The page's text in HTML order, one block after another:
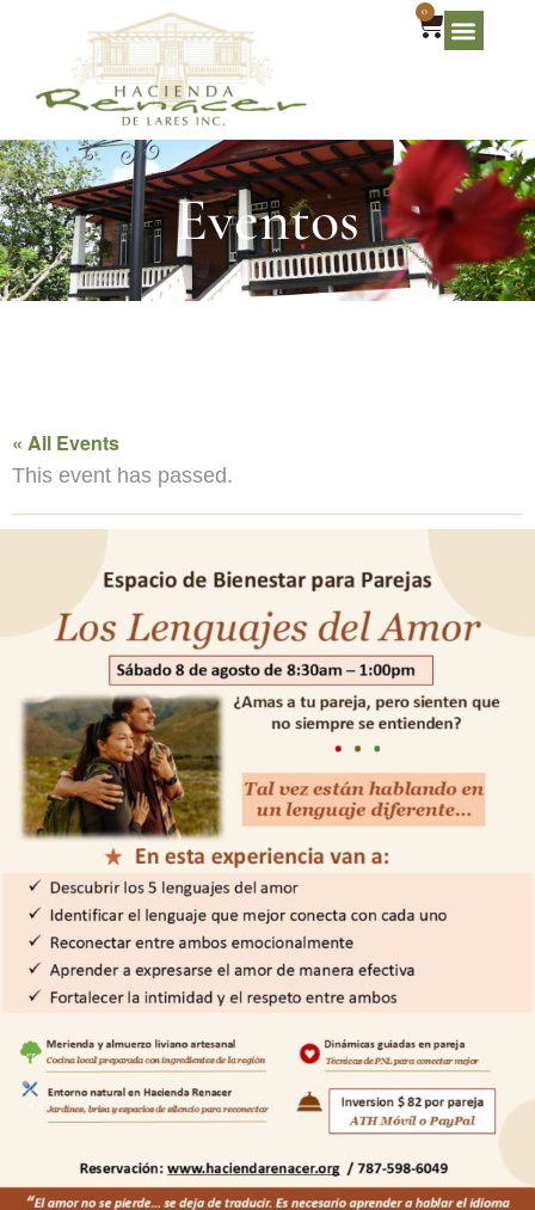
0
Eventos
« All Events
This event has passed.